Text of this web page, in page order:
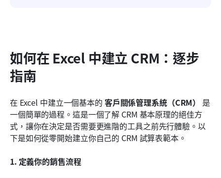
如何在 Excel 中建立 CRM：逐步
指南
在 Excel 中建立一個基本的 客戶關係管理系統（CRM）
是
一個簡單的過程。這是一個了解 CRM 基本原理的絕佳方
式，讓你在決定是否需要更進階的工具之前先行體驗。以
下是如何從零開始建立你自己的 CRM 試算表範本。
1. 定義你的銷售流程